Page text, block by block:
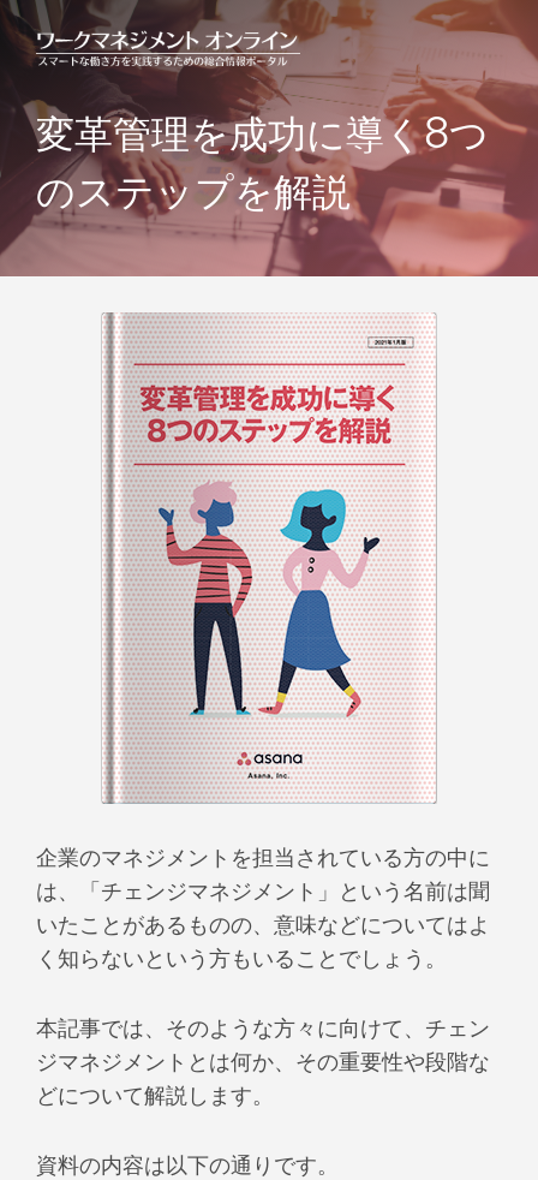
変革管理を成功に導く8つ
のステップを解説
企業のマネジメントを担当されている方の中に
は、「チェンジマネジメント」という名前は聞
いたことがあるものの、意味などについてはよ
く知らないという方もいることでしょう。
本記事では、そのような方々に向けて、チェン
ジマネジメントとは何か、その重要性や段階な
どについて解説します。
資料の内容は以下の通りです。